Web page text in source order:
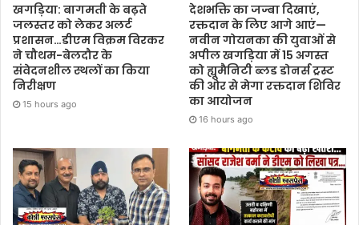
खगड़िया: बागमती के बढ़ते
जलस्तर को लेकर अलर्ट
प्रशासन…डीएम विक्रम विरकर
ने चौथम-बेलदौर के
संवेदनशील स्थलों का किया
निरीक्षण
15 hours ago
देशभक्ति का जज्बा दिखाएं,
रक्तदान के लिए आगे आएं—
नवीन गोयनका की युवाओं से
अपील खगड़िया में 15 अगस्त
को ह्यूमैनिटी ब्लड डोनर्स ट्रस्ट
की ओर से मेगा रक्तदान शिविर
का आयोजन
16 hours ago